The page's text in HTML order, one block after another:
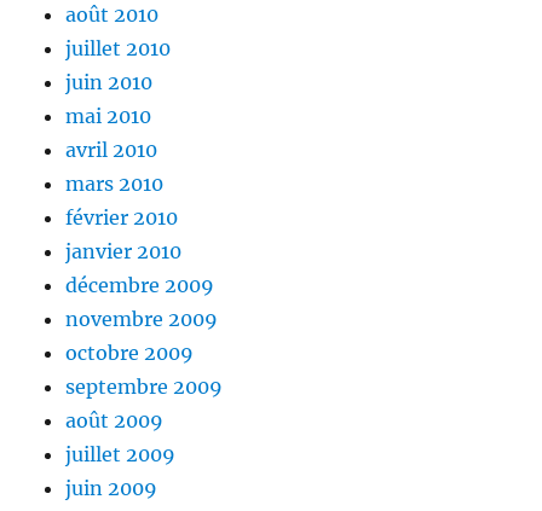
août 2010
juillet 2010
juin 2010
mai 2010
avril 2010
mars 2010
février 2010
janvier 2010
décembre 2009
novembre 2009
octobre 2009
septembre 2009
août 2009
juillet 2009
juin 2009